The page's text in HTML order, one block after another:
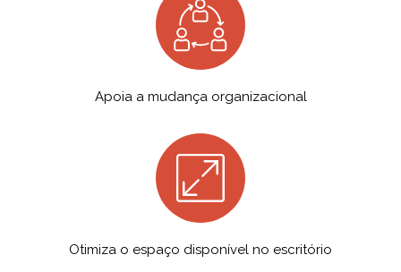
Apoia a mudança organizacional
Otimiza o espaço disponível no escritório